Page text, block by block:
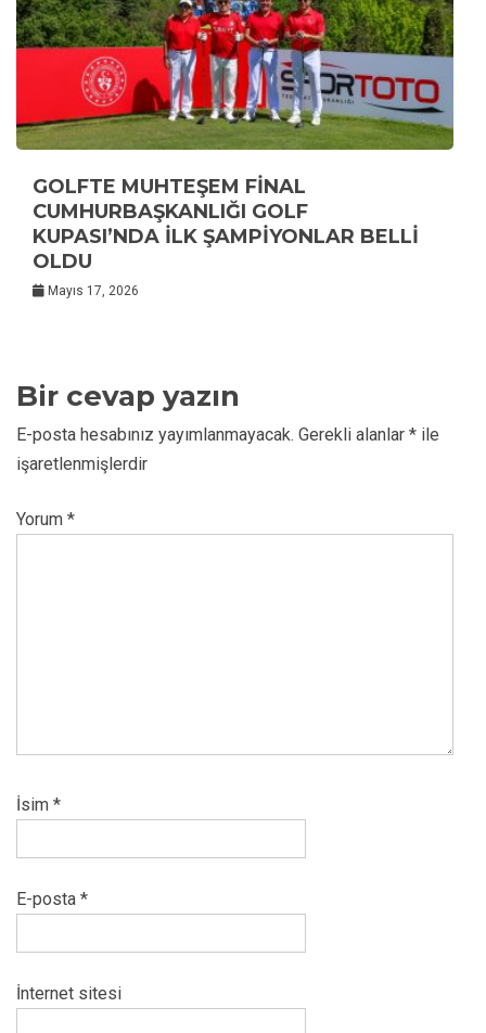
GOLFTE MUHTEŞEM FİNAL
CUMHURBAŞKANLIĞI GOLF
KUPASI’NDA İLK ŞAMPİYONLAR BELLİ
OLDU
Mayıs 17, 2026
Bir cevap yazın
E-posta hesabınız yayımlanmayacak. Gerekli alanlar * ile
işaretlenmişlerdir
Yorum *
İsim *
E-posta *
İnternet sitesi